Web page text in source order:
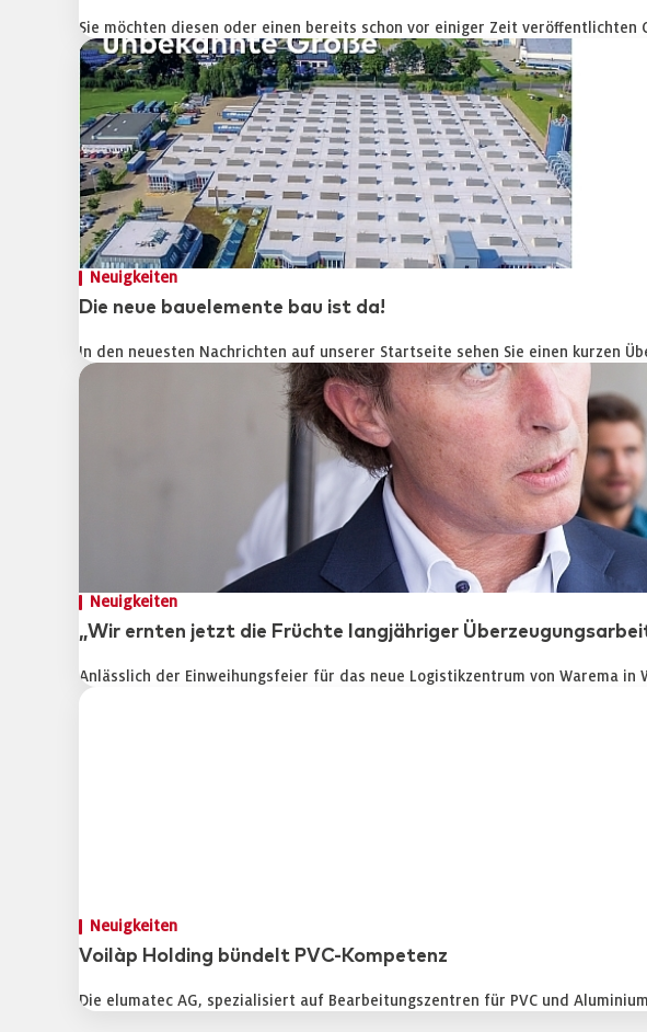
Sie möchten diesen oder einen bereits schon vor einiger Zeit
Neuigkeiten
Die neue bauelemente bau ist da!
In den neuesten Nachrichten auf unserer Startseite sehen Sie einen kurzen
Neuigkeiten
„Wir ernten jetzt die Früchte langjähriger
Anlässlich der Einweihungsfeier für das neue Logistikzentrum von Warema
Neuigkeiten
Voilàp Holding bündelt PVC-Kompetenz
Die elumatec AG, spezialisiert auf Bearbeitungszentren für PVC und